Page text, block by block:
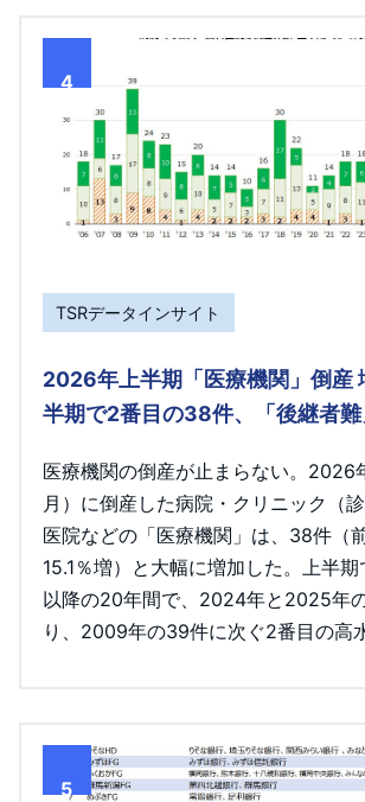
4
TSRデータインサイト
2026年上半期「医療機関」倒
半期で2番目の38件、「後継者
医療機関の倒産が止まらない。2026
月）に倒産した病院・クリニック（
医院などの「医療機関」は、38件（
15.1％増）と大幅に増加した。上半
以降の20年間で、2024年と2025年
り、2009年の39件に次ぐ2番目の高
5